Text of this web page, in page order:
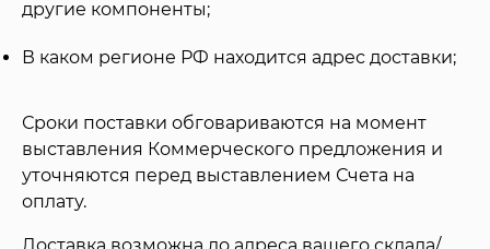
другие компоненты;
В каком регионе РФ находится адрес доставки;
Сроки поставки обговариваются на момент
выставления Коммерческого предложения и
уточняются перед выставлением Счета на
оплату.